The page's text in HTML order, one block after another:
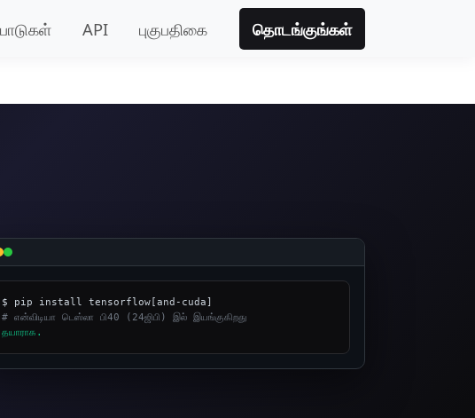
API புகுபதிகை தொடங்குங்கள்
# என்விடியா டெஸ்லா பி40 (24ஜிபி) இல் இயங்குகிறது
தயாராக.